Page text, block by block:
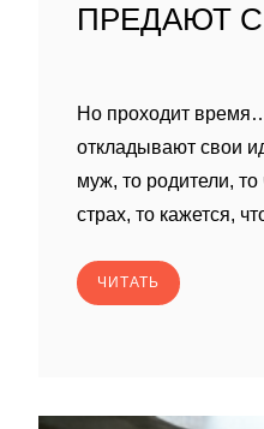
ПРЕДАЮТ
Но проходит
откладывают свои
муж, то родители,
страх, то кажется,
ЧИТАТЬ